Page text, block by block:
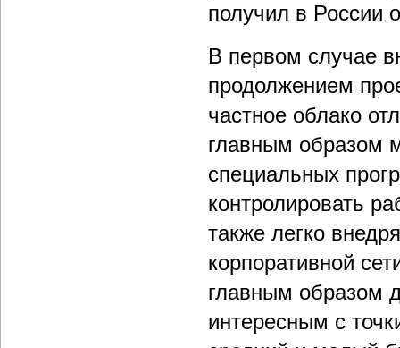
получил в России
В первом случае
продолжением
частное облако
главным образом
специальных
контролировать
также легко
корпоративной
главным образом
интересным с